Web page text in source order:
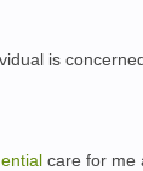
is
care for me